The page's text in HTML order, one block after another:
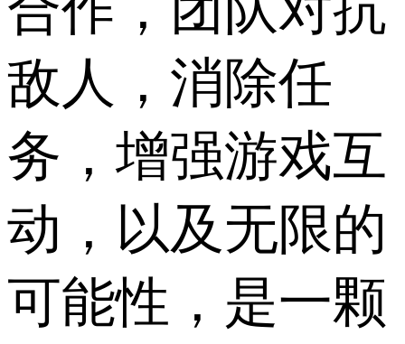
敌人，消除任
务，增强游戏互
动，以及无限的
可能性，是一颗